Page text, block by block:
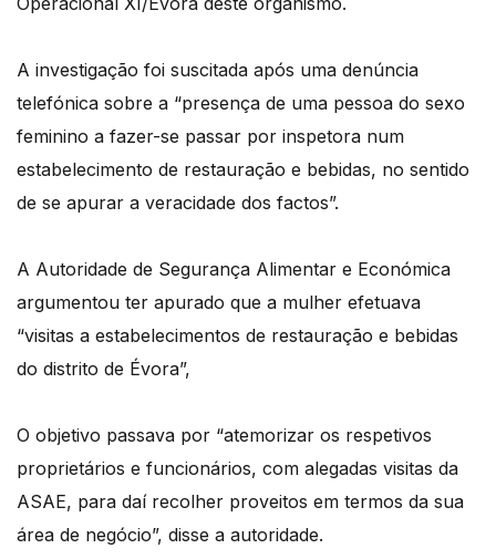
A investigação foi suscitada após uma denúncia
telefónica sobre a “presença de uma pessoa do sexo
feminino a fazer-se passar por inspetora num
estabelecimento de restauração e bebidas, no sentido
de se apurar a veracidade dos factos”.
A Autoridade de Segurança Alimentar e Económica
argumentou ter apurado que a mulher efetuava
“visitas a estabelecimentos de restauração e bebidas
do distrito de Évora”,
O objetivo passava por “atemorizar os respetivos
proprietários e funcionários, com alegadas visitas da
ASAE, para daí recolher proveitos em termos da sua
área de negócio”, disse a autoridade.